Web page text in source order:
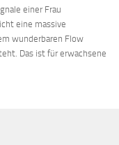
einer Frau
eine massive
wunderbaren Flow
Das ist für erwachsene